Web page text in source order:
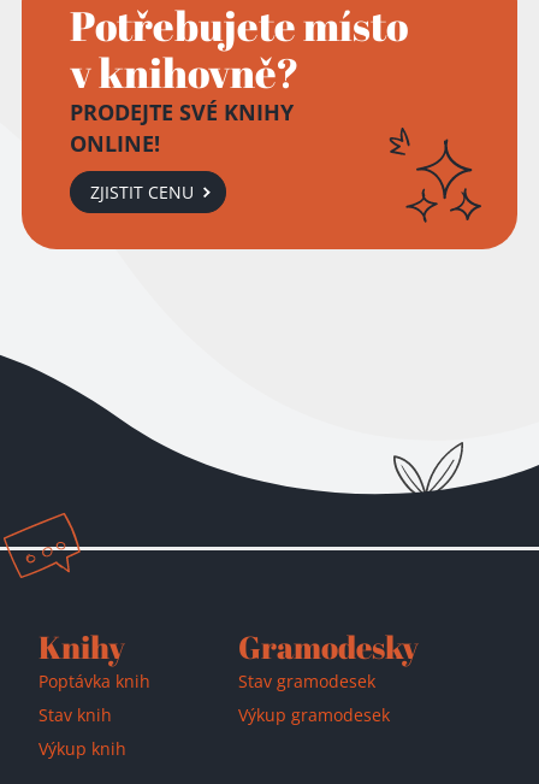
Potřebujete místo
v knihovně?
PRODEJTE SVÉ KNIHY
ONLINE!
ZJISTIT CENU
Přidáno do košíku!
Knihy
Poptávka knih
Stav knih
Výkup knih
Gramodesky
Stav gramodesek
Výkup gramodesek